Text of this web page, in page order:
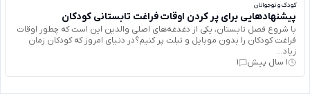
کودک و نوجوانان
پیشنهادهایی برای پر کردن اوقات فراغت تابستانی کودکان
با شروع فصل تابستان، یکی از دغدغه‌های اصلی والدین این است که چطور اوقات
فراغت کودکان را بدون موبایل و تبلت پر کنیم؟در دنیای امروز که کودکان زمان
زیاد...
1 سال پیش
1